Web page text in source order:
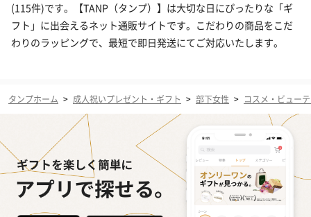
(115件)です。【TANP（タンプ）】は大切な日にぴったりな「ギ
フト」に出会えるネット通販サイトです。こだわりの商品をこだ
わりのラッピングで、最短で即日発送にてご対応いたします。
タンプホーム > 成人祝いプレゼント・ギフト > 部下女性 > コスメ・ビュー